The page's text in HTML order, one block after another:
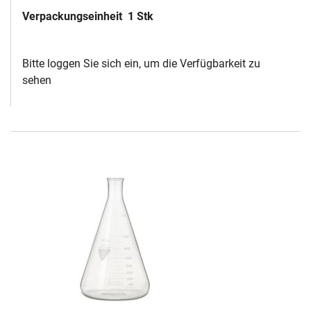
Verpackungseinheit 1 Stk
Bitte loggen Sie sich ein, um die Verfügbarkeit zu
sehen